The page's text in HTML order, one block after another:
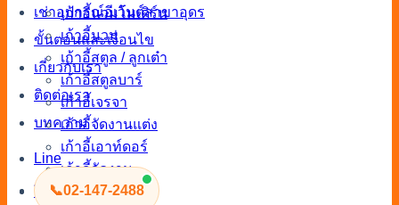
เช่าอุปกรณ์อีเว้นต์สาขาอุดร
ขั้นตอนและเงื่อนไข
เกี่ยวกับเรา
ติดต่อเรา
บทความ
Line
📞02-147-2488
เก้าอี้นวมโมเดิร์น
เก้าอี้นวม
เก้าอี้สตูล / ลูกเต๋า
เก้าอี้สตูลบาร์
เก้าอี้เจรจา
เก้าอี้จัดงานแต่ง
เก้าอี้เอาท์ดอร์
เก้าอี้จัดงาน
โซฟา